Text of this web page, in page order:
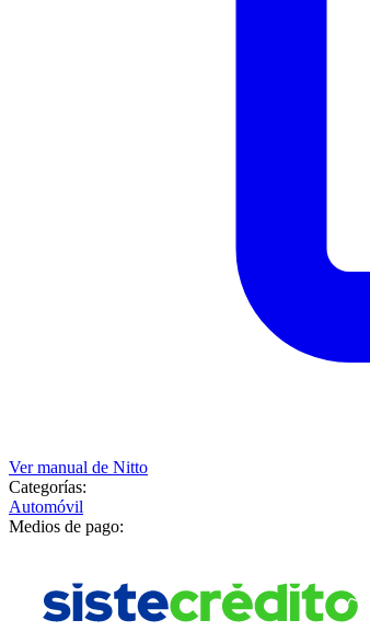
Ver manual de Nitto
Categorías:
Automóvil
Medios de pago: